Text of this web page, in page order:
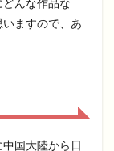
ますので、あ
国大陸から日